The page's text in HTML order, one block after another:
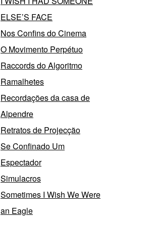
ELSE’S FACE
Nos Confins do Cinema
O Movimento Perpétuo
Raccords do Algoritmo
Ramalhetes
Recordações da casa de
Alpendre
Retratos de Projecção
Se Confinado Um
Espectador
Simulacros
Sometimes I Wish We Were
an Eagle